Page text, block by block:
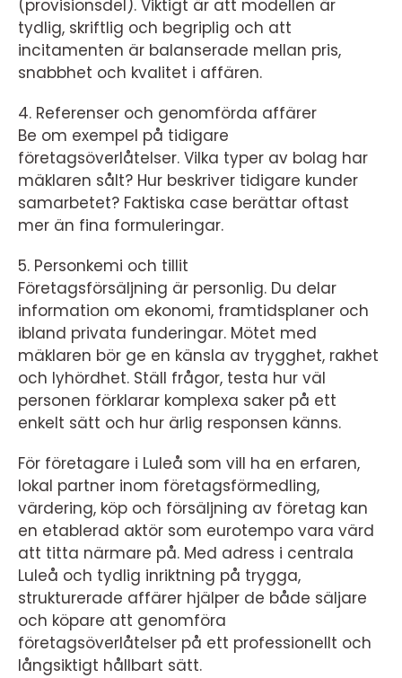
(provisionsdel). Viktigt är att modellen är
tydlig, skriftlig och begriplig och att
incitamenten är balanserade mellan pris,
snabbhet och kvalitet i affären.
4. Referenser och genomförda affärer
Be om exempel på tidigare
företagsöverlåtelser. Vilka typer av bolag har
mäklaren sålt? Hur beskriver tidigare kunder
samarbetet? Faktiska case berättar oftast
mer än fina formuleringar.
5. Personkemi och tillit
Företagsförsäljning är personlig. Du delar
information om ekonomi, framtidsplaner och
ibland privata funderingar. Mötet med
mäklaren bör ge en känsla av trygghet, rakhet
och lyhördhet. Ställ frågor, testa hur väl
personen förklarar komplexa saker på ett
enkelt sätt och hur ärlig responsen känns.
För företagare i Luleå som vill ha en erfaren,
lokal partner inom företagsförmedling,
värdering, köp och försäljning av företag kan
en etablerad aktör som eurotempo vara värd
att titta närmare på. Med adress i centrala
Luleå och tydlig inriktning på trygga,
strukturerade affärer hjälper de både säljare
och köpare att genomföra
företagsöverlåtelser på ett professionellt och
långsiktigt hållbart sätt.